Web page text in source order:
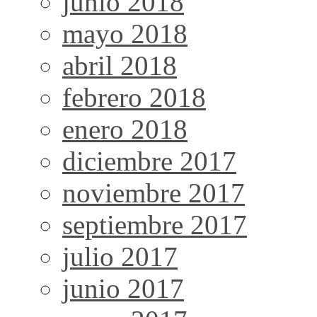
mayo 2018
abril 2018
febrero 2018
enero 2018
diciembre 2017
noviembre 2017
septiembre 2017
julio 2017
junio 2017